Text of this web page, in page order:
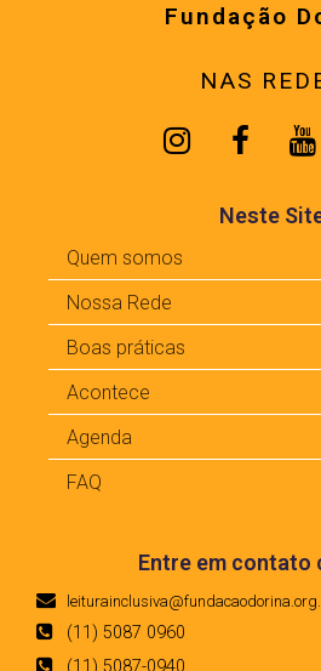
Fundação
NAS
Neste
Quem somos
Nossa Rede
Boas práticas
Acontece
Agenda
FAQ
Entre em contato
(11) 5087 0960
(11) 5087-0940